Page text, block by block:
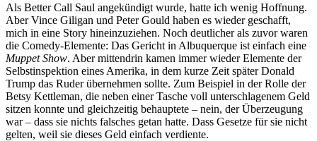
Als Better Call Saul angekündigt wurde, hatte ich wenig Hoffnung.
Aber Vince Giligan und Peter Gould haben es wieder geschafft,
mich in eine Story hineinzuziehen. Noch deutlicher als zuvor waren
die Comedy-Elemente: Das Gericht in Albuquerque ist einfach eine
Muppet Show. Aber mittendrin kamen immer wieder Elemente der
Selbstinspektion eines Amerika, in dem kurze Zeit später Donald
Trump das Ruder übernehmen sollte. Zum Beispiel in der Rolle der
Betsy Kettleman, die neben einer Tasche voll unterschlagenem Geld
sitzen konnte und gleichzeitig behauptete – nein, der Überzeugung
war – dass sie nichts falsches getan hatte. Dass Gesetze für sie nicht
gelten, weil sie dieses Geld einfach verdiente.